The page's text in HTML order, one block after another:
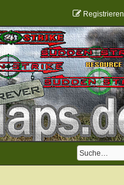
Registrieren